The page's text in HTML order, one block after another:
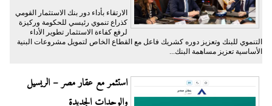
الارتقاء بأداء دور بنك الاستثمار القومي
كذراع تنموي رئيسي للحكومة وركيزة
لرفع كفاءة الاستثمار تطوير الأداء
التنموي للبنك وتعزيز دوره كشريك فاعل مع القطاع الخاص لتمويل مشروعات البنية
الأساسية تعزيز مساهمة البنك...
استثمر مع عقار مصر – الريسيل
والوحدات الجديدة